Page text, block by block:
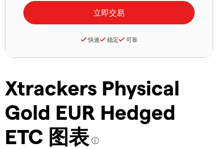
Xtrackers Physical
Gold EUR Hedged
ETC 图表
快速 稳定 可靠